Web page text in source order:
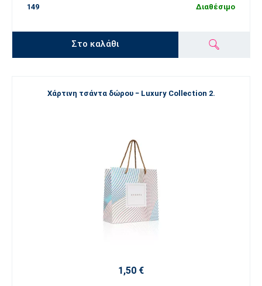
149 Διαθέσιμο
Στο καλάθι
Χάρτινη τσάντα δώρου − Luxury Collection 2.
1,50 €